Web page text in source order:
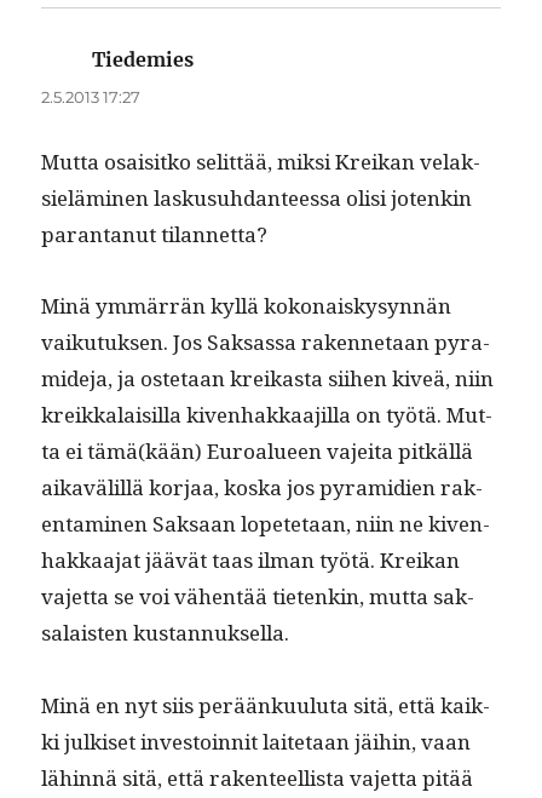
Tiedemies
2.5.2013 17:27
Mut­ta osaisitko selit­tää, mik­si Kreikan velak­
sielämi­nen laskusuh­dan­teessa olisi jotenkin
paran­tanut tilannetta?
Minä ymmär­rän kyl­lä kokon­aiskysyn­nän
vaiku­tuk­sen. Jos Sak­sas­sa raken­netaan pyra­
mide­ja, ja oste­taan kreikas­ta siihen kiveä, niin
kreikkalaisil­la kiven­hakkaa­jil­la on työtä. Mut­
ta ei tämä(kään) Euroalueen vajei­ta pitkäl­lä
aikavälil­lä kor­jaa, kos­ka jos pyra­mi­di­en rak­
en­t­a­mi­nen Sak­saan lopete­taan, niin ne kiven­
hakkaa­jat jäävät taas ilman työtä. Kreikan
vajet­ta se voi vähen­tää tietenkin, mut­ta sak­
salais­ten kustannuksella.
Minä en nyt siis peräänku­u­lu­ta sitä, että kaik­
ki julkiset investoin­nit laite­taan jäi­hin, vaan
lähin­nä sitä, että rak­en­teel­lista vajet­ta pitää